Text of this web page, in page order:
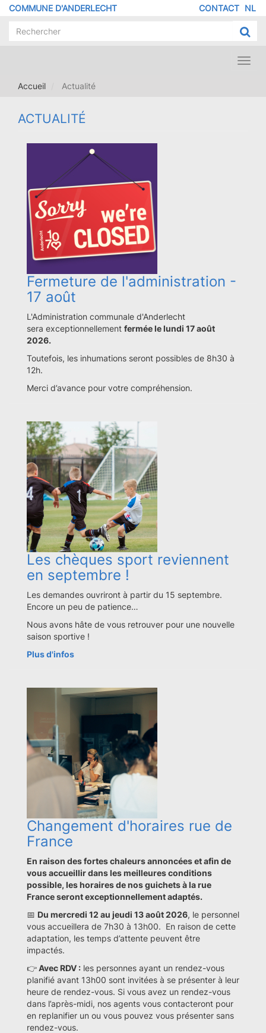
Aller
contenu
COMMUNE D'ANDERLECHT NL
DE
CONTACT
Accueil
Actualité
ACTUALITÉ
Fermeture de l'administration -
17 août
L'Administration communale d'Anderlecht
sera exceptionnellement fermée le lundi 17 août
2026.
Toutefois, les inhumations seront possibles de 8h30 à
12h.
Merci d’avance pour votre compréhension.
Les chèques sport reviennent
en septembre !
Les demandes ouvriront à partir du 15 septembre.
Encore un peu de patience…
Nous avons hâte de vous retrouver pour une nouvelle
saison sportive !
Plus d'infos
Changement d'horaires rue de
France
En raison des fortes chaleurs annoncées et afin de
vous accueillir dans les meilleures conditions
possible, les horaires de nos guichets à la rue
France seront exceptionnellement adaptés.
📅 Du mercredi 12 au jeudi 13 août 2026, le personnel
vous accueillera de 7h30 à 13h00. En raison de cette
adaptation, les temps d’attente peuvent être
impactés.
👉Avec RDV : les personnes ayant un rendez-vous
planifié avant 13h00 sont invitées à se présenter à leur
heure de rendez-vous. Si vous avez un rendez-vous
dans l’après-midi, nos agents vous contacteront pour
en replanifier un ou vous pouvez vous présenter sans
rendez-vous.